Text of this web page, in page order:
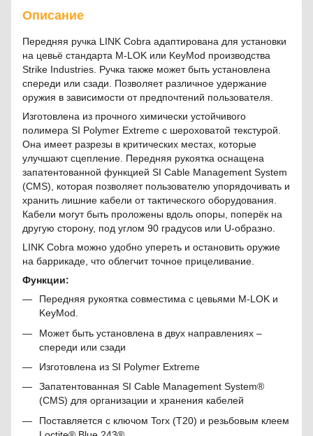
Описание
Передняя ручка LINK Cobra адаптирована для установки
на цевьё стандарта M-LOK или KeyMod производства
Strike Industries. Ручка также может быть установлена
спереди или сзади. Позволяет различное удержание
оружия в зависимости от предпочтений пользователя.
Изготовлена из прочного химически устойчивого
полимера SI Polymer Extreme с шероховатой текстурой.
Она имеет разрезы в критических местах, которые
улучшают сцепление. Передняя рукоятка оснащена
запатентованной функцией SI Cable Management System
(CMS), которая позволяет пользователю упорядочивать и
хранить лишние кабели от тактического оборудования.
Кабели могут быть проложены вдоль опоры, поперёк на
другую сторону, под углом 90 градусов или U-образно.
LINK Cobra можно удобно упереть и остановить оружие
на баррикаде, что облегчит точное прицеливание.
Функции:
Передняя рукоятка совместима с цевьями M-LOK и
KeyMod.
Может быть установлена в двух направлениях –
спереди или сзади
Изготовлена из SI Polymer Extreme
Запатентованная SI Cable Management System®
(CMS) для организации и хранения кабелей
Поставляется с ключом Torx (T20) и резьбовым клеем